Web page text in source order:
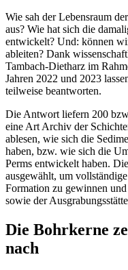
Wie sah der Lebensraum
aus? Wie hat sich die
entwickelt? Und: können
ableiten? Dank
Tambach-Dietharz im
Jahren 2022 und 2023
teilweise beantworten.
Die Antwort liefern 200
eine Art Archiv der
ablesen, wie sich die
haben, bzw. wie sich die
Perms entwickelt haben.
ausgewählt, um
Formation zu gewinnen
sowie der
Die Bohrkerne
nach